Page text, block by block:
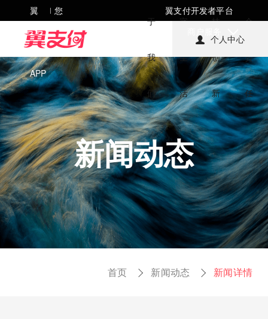
翼
支
APP
| 您
好，
欢迎
来到
翼支
付!
翼支付开发者平台
于
我
们
字
生
活
技
创
新
会
责
任
个人中心
新闻动态
首页 新闻动态 新闻详情